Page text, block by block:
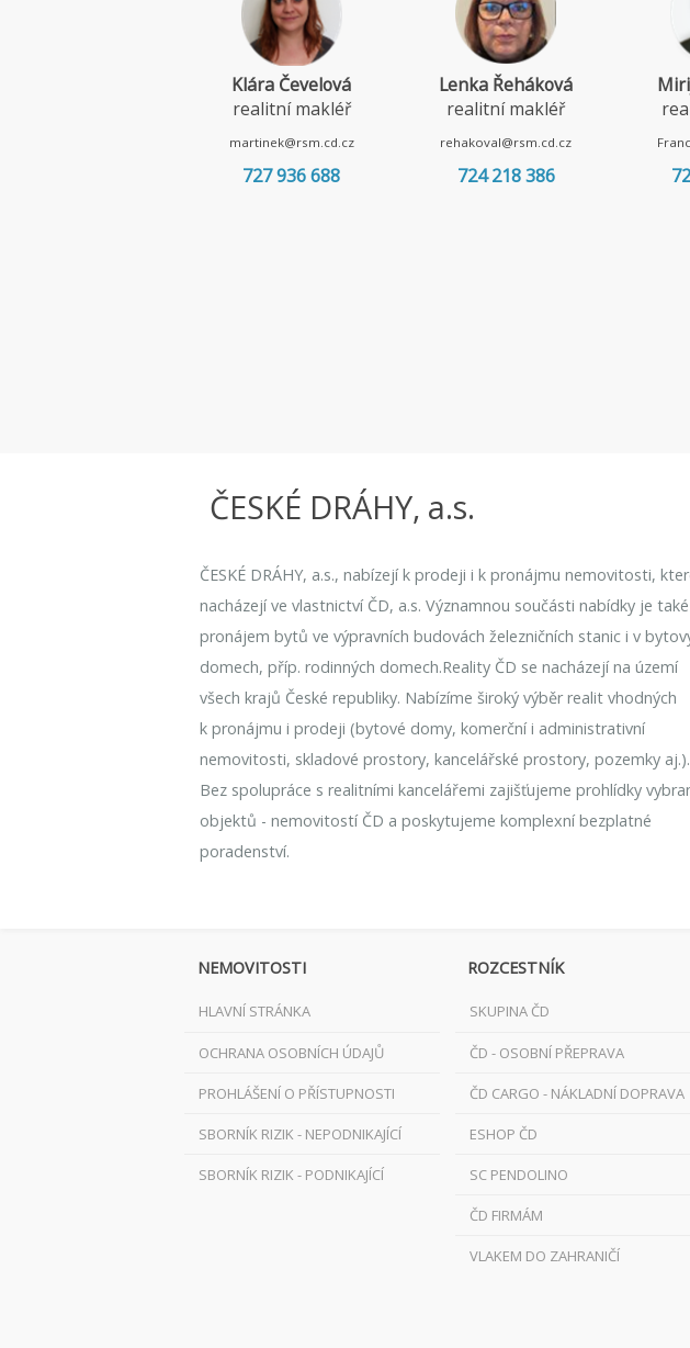
Klára Čevelová
realitní makléř
martinek@rsm.cd.cz
727 936 688
Lenka Řeháková
realitní makléř
rehakoval@rsm.cd.cz
724 218 386
ČESKÉ DRÁHY, a.s.
ČESKÉ DRÁHY, a.s., nabízejí k prodeji i k pronájmu nemovitosti,
nacházejí ve vlastnictví ČD, a.s. Významnou součásti nabídky je také
pronájem bytů ve výpravních budovách železničních stanic i v
domech, příp. rodinných domech.Reality ČD se nacházejí na území
všech krajů České republiky. Nabízíme široký výběr realit vhodných
k pronájmu i prodeji (bytové domy, komerční i administrativní
nemovitosti, skladové prostory, kancelářské prostory, pozemky aj.).
Bez spolupráce s realitními kancelářemi zajišťujeme prohlídky
objektů - nemovitostí ČD a poskytujeme komplexní bezplatné
poradenství.
NEMOVITOSTI
HLAVNÍ STRÁNKA
OCHRANA OSOBNÍCH ÚDAJŮ
PROHLÁŠENÍ O PŘÍSTUPNOSTI
SBORNÍK RIZIK - NEPODNIKAJÍCÍ
SBORNÍK RIZIK - PODNIKAJÍCÍ
ROZCESTNÍK
SKUPINA ČD
ČD - OSOBNÍ PŘEPRAVA
ČD CARGO - NÁKLADNÍ DOPRAVA
ESHOP ČD
SC PENDOLINO
ČD FIRMÁM
VLAKEM DO ZAHRANIČÍ